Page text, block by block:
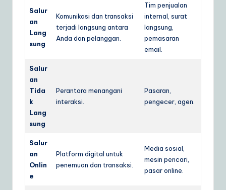
Salur
an
Lang
sung
Komunikasi dan transaksi
terjadi langsung antara
Anda dan pelanggan.
Tim penjualan
internal, surat
langsung,
pemasaran
email.
Salur
an
Tida
k
Lang
sung
Perantara menangani
interaksi.
Pasaran,
pengecer, agen.
Salur
an
Onlin
e
Platform digital untuk
penemuan dan transaksi.
Media sosial,
mesin pencari,
pasar online.